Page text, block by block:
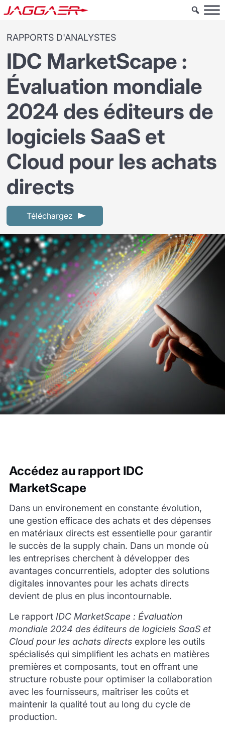
RAPPORTS D'ANALYSTES
IDC MarketScape :
Évaluation mondiale
2024 des éditeurs de
logiciels SaaS et
Cloud pour les achats
directs
Téléchargez
Accédez au rapport IDC
MarketScape
Dans un environement en constante évolution,
une gestion efficace des achats et des dépenses
en matériaux directs est essentielle pour garantir
le succès de la supply chain. Dans un monde où
les entreprises cherchent à développer des
avantages concurrentiels, adopter des solutions
digitales innovantes pour les achats directs
devient de plus en plus incontournable.
Le rapport IDC MarketScape : Évaluation
mondiale 2024 des éditeurs de logiciels SaaS et
Cloud pour les achats directsexplore les outils
spécialisés qui simplifient les achats en matières
premières et composants, tout en offrant une
structure robuste pour optimiser la collaboration
avec les fournisseurs, maîtriser les coûts et
maintenir la qualité tout au long du cycle de
production.